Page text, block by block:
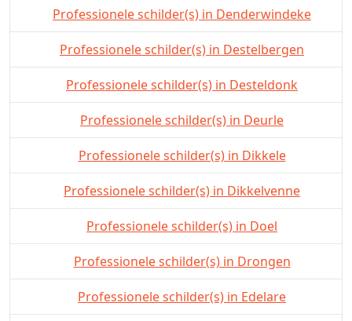
Professionele schilder(s) in Denderwindeke
Professionele schilder(s) in Destelbergen
Professionele schilder(s) in Desteldonk
Professionele schilder(s) in Deurle
Professionele schilder(s) in Dikkele
Professionele schilder(s) in Dikkelvenne
Professionele schilder(s) in Doel
Professionele schilder(s) in Drongen
Professionele schilder(s) in Edelare